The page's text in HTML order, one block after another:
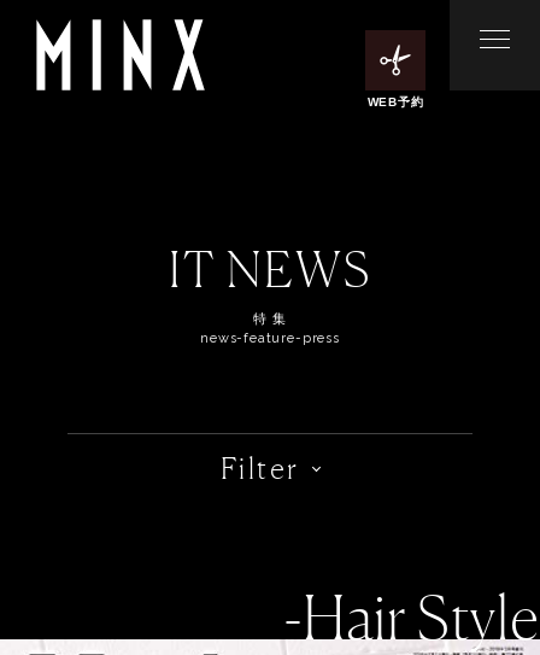
WEB予約
IT NEWS
特 集
news-feature-press
Filter
-Hair Style